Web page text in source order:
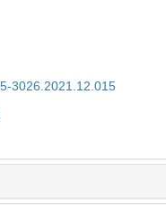
3026.2021.12.015